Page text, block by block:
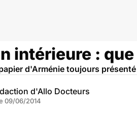
intérieure :
d'Arménie toujours
d'Allo Docteurs
09/06/2014